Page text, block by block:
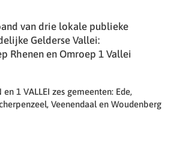
van drie lokale publieke
Gelderse Vallei:
Rhenen en Omroep 1 Vallei
1 VALLEI zes gemeenten: Ede,
Veenendaal en Woudenberg